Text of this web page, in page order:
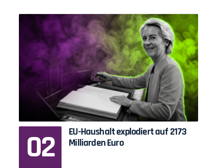
EU-Haushalt explodiert auf 2173
Milliarden Euro